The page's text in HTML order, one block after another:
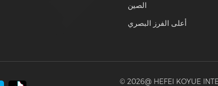
الصين
أعلى الفرز البصري